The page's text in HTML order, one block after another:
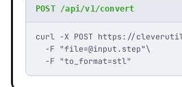
POST /api/v1/convert
curl -X POST https://
  -F "
file=@input.step"\
  -F "to_format=stl"